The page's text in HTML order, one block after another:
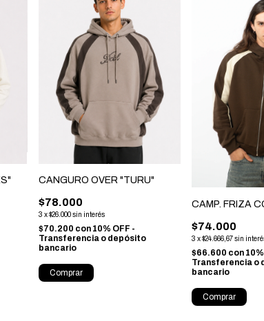
CANGURO OVER "TURU"
$78.000
3 x$26.000 sin interés
$70.200 con 10% OFF -
Transferencia o depósito
bancario
Comprar
CAMP. FRIZA
$74.000
3 x$24.666,67sin
$66.600 con
Transferencia o
bancario
Comprar